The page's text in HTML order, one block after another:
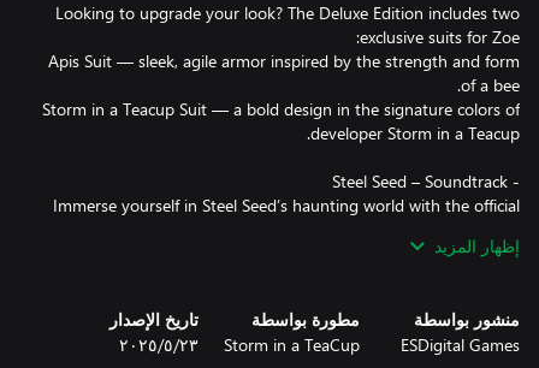
Looking to upgrade your look? The Deluxe Edition includes two
Apis Suit — sleek, agile armor inspired by the strength and form
Storm in a Teacup Suit — a bold design in the signature colors of
Immerse yourself in Steel Seed’s haunting world with the official
Go behind the scenes and explore Steel Seed’s artistic vision.
Discover early concept art, character designs, and detailed
إظهار المزيد
منشور بواسطة
ESDigital Games
مطورة بواسطة
Storm in a TeaCup
تاريخ الإصدار
٢٣‏/٥‏/٢٠٢٥